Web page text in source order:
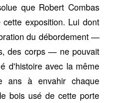
que Robert Combas
exposition. Lui dont
du débordement —
des corps — ne pouvait
d'histoire avec la même
ans à envahir chaque
bois usé de cette porte